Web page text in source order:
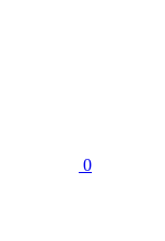
0